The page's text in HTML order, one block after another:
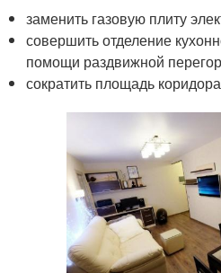
заменить газовую плиту
совершить отделение
помощи раздвижной
сократить площадь